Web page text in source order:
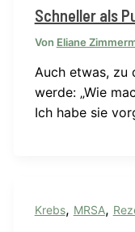
Schneller als
Von Eliane
Auch etwas, zu
werde: „Wie
Ich habe sie
Krebs, MRSA,